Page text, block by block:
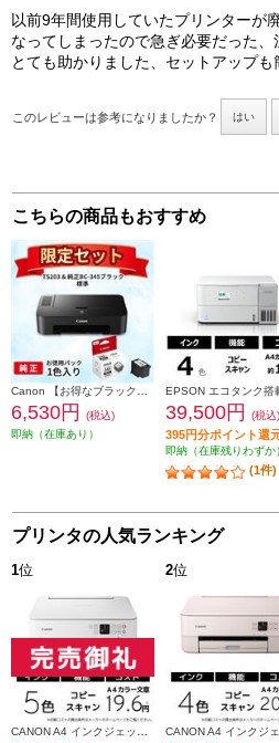
以前9年間使用していたプリンターが
なってしまったので急ぎ必要だった
とても助かりました、セットアップ
このレビューは参考になりましたか？ はい
こちらの商品もおすすめ
6,530円
(税込)
即納（在庫あり）
39,500円 (税込)
395円分ポイント還
即納（在庫残りわずか
(1件)
プリンタの人気ランキング
1位 2位